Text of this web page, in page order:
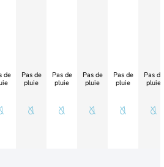
de
Pas de
pluie
Pas de
pluie
Pas de
pluie
Pas de
pluie
Pas de
pluie